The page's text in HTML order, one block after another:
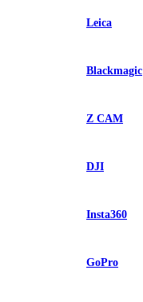
Leica
Blackmagic
Z CAM
DJI
Insta360
GoPro